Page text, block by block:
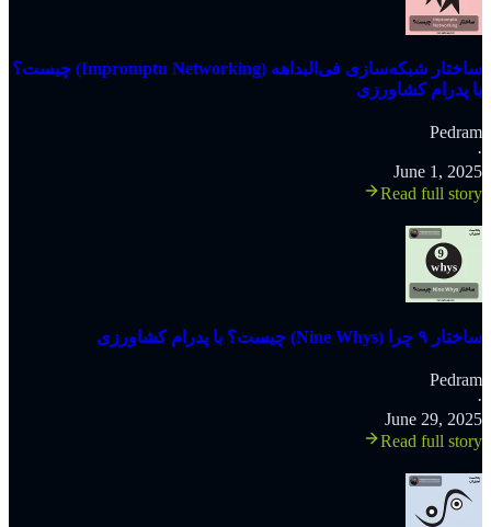
‫ساختار شبکه‌سازی فی‌البداهه (Impromptu Networking) چیست؟
با پدرام کشاورزی
Pedram
·
June 1, 2025
Read full story
‫ساختار ۹ چرا (Nine Whys) چیست؟ با پدرام کشاورزی
Pedram
·
June 29, 2025
Read full story